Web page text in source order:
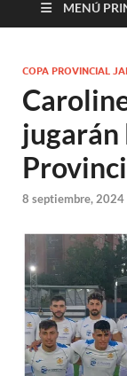
MENÚ
COPA PROVINCIAL
jugarán
8 septiembre, 2024